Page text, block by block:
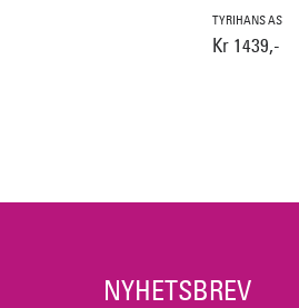
TYRIHANS AS
Kr 1439,-
NYHETSBREV